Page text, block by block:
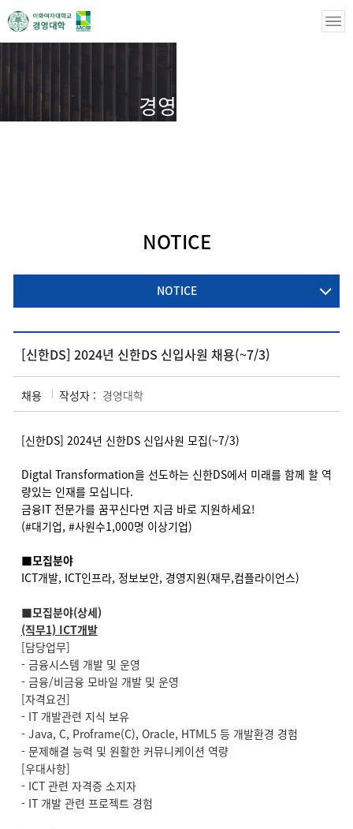
경영학부
NOTICE
NOTICE
[신한DS] 2024년 신한DS 신입사원 채용(~7/3)
채용 작성자 : 경영대학
[신한DS] 2024년 신한DS 신입사원 모집(~7/3)
Digtal Transformation을 선도하는 신한DS에서 미래를 함께 할 역
량있는 인재를 모십니다.
금융IT 전문가를 꿈꾸신다면 지금 바로 지원하세요!
(#대기업, #사원수1,000명 이상기업)
■모집분야
ICT개발, ICT인프라, 정보보안, 경영지원(재무,컴플라이언스)
■모집분야(상세)
(직무1) ICT개발
[담당업무]
- 금융시스템 개발 및 운영
- 금융/비금융 모바일 개발 및 운영
[자격요건]
- IT 개발관련 지식 보유
- Java, C, Proframe(C), Oracle, HTML5 등 개발환경 경험
- 문제해결 능력 및 원활한 커뮤니케이션 역량
[우대사항]
- ICT 관련 자격증 소지자
- IT 개발 관련 프로젝트 경험